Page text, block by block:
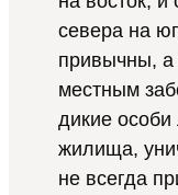
севера на
привычны, а
местным
дикие
жилища,
не всегда